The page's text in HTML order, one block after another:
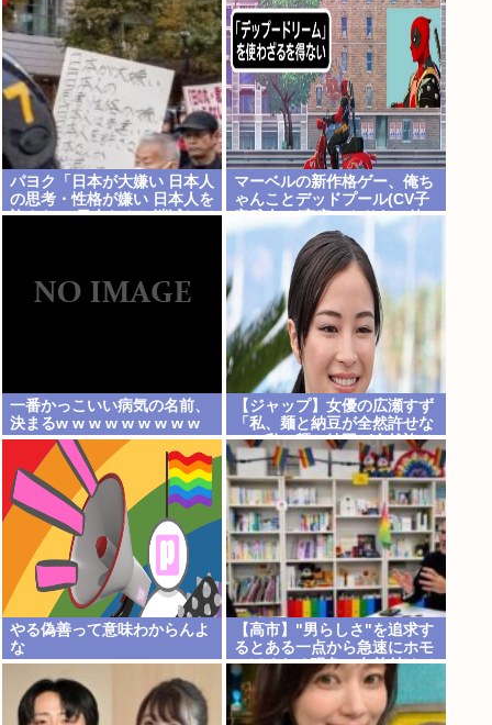
パヨク「日本が大嫌い 日本人
の思考・性格が嫌い 日本人を
許さない 日本なんか消滅して
マーベルの新作格ゲー、俺ち
ゃんことデッドプール(CV子
安武人)が安定のやりたい放
題で話題に
一番かっこいい病気の名前、
決まるw w w w w w w w w
w
【ジャップ】女優の広瀬すず
「私、麺と納豆が全然許せな
い。私、麺と納豆が全然許せ
ない 」
やる偽善って意味わからんよ
な
【高市】"男らしさ"を追求す
るとある一点から急速にホモ
っぽくなる現象に名前付けて
くれ。ラプラスの魔とか不気
味の谷みたいな